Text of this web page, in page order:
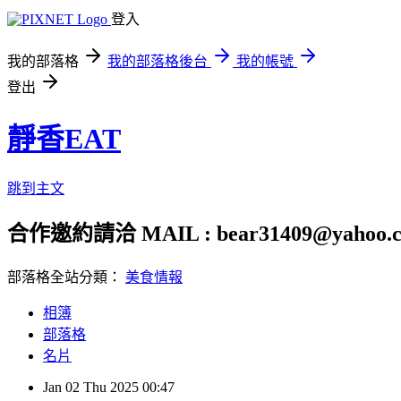
登入
我的部落格 我的部落格後台
我的帳號
登出
靜香EAT
跳到主文
合作邀約請洽 MAIL :
部落格全站分類： 美食情報
相簿
部落格
名片
Jan 02 Thu 2025 00:47